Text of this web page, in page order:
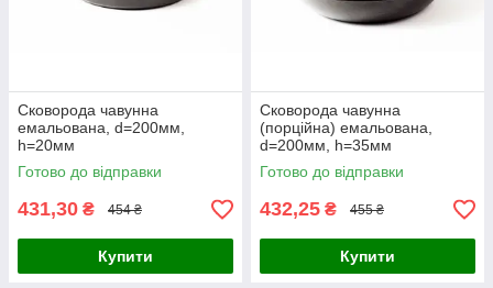
Сковорода чавунна
емальована, d=200мм,
h=20мм
Готово до відправки
431,30 ₴ 454 ₴
Купити
Сковорода чавунна
(порційна) емальована,
d=200мм, h=35мм
Готово до відправки
432,25 ₴ 455 ₴
Купити